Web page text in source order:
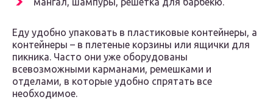
Еду удобно упаковать в пластиковые контейнеры, а
контейнеры – в плетеные корзины или ящички для
пикника. Часто они уже оборудованы
всевозможными карманами, ремешками и
отделами, в которые удобно спрятать все
необходимое.